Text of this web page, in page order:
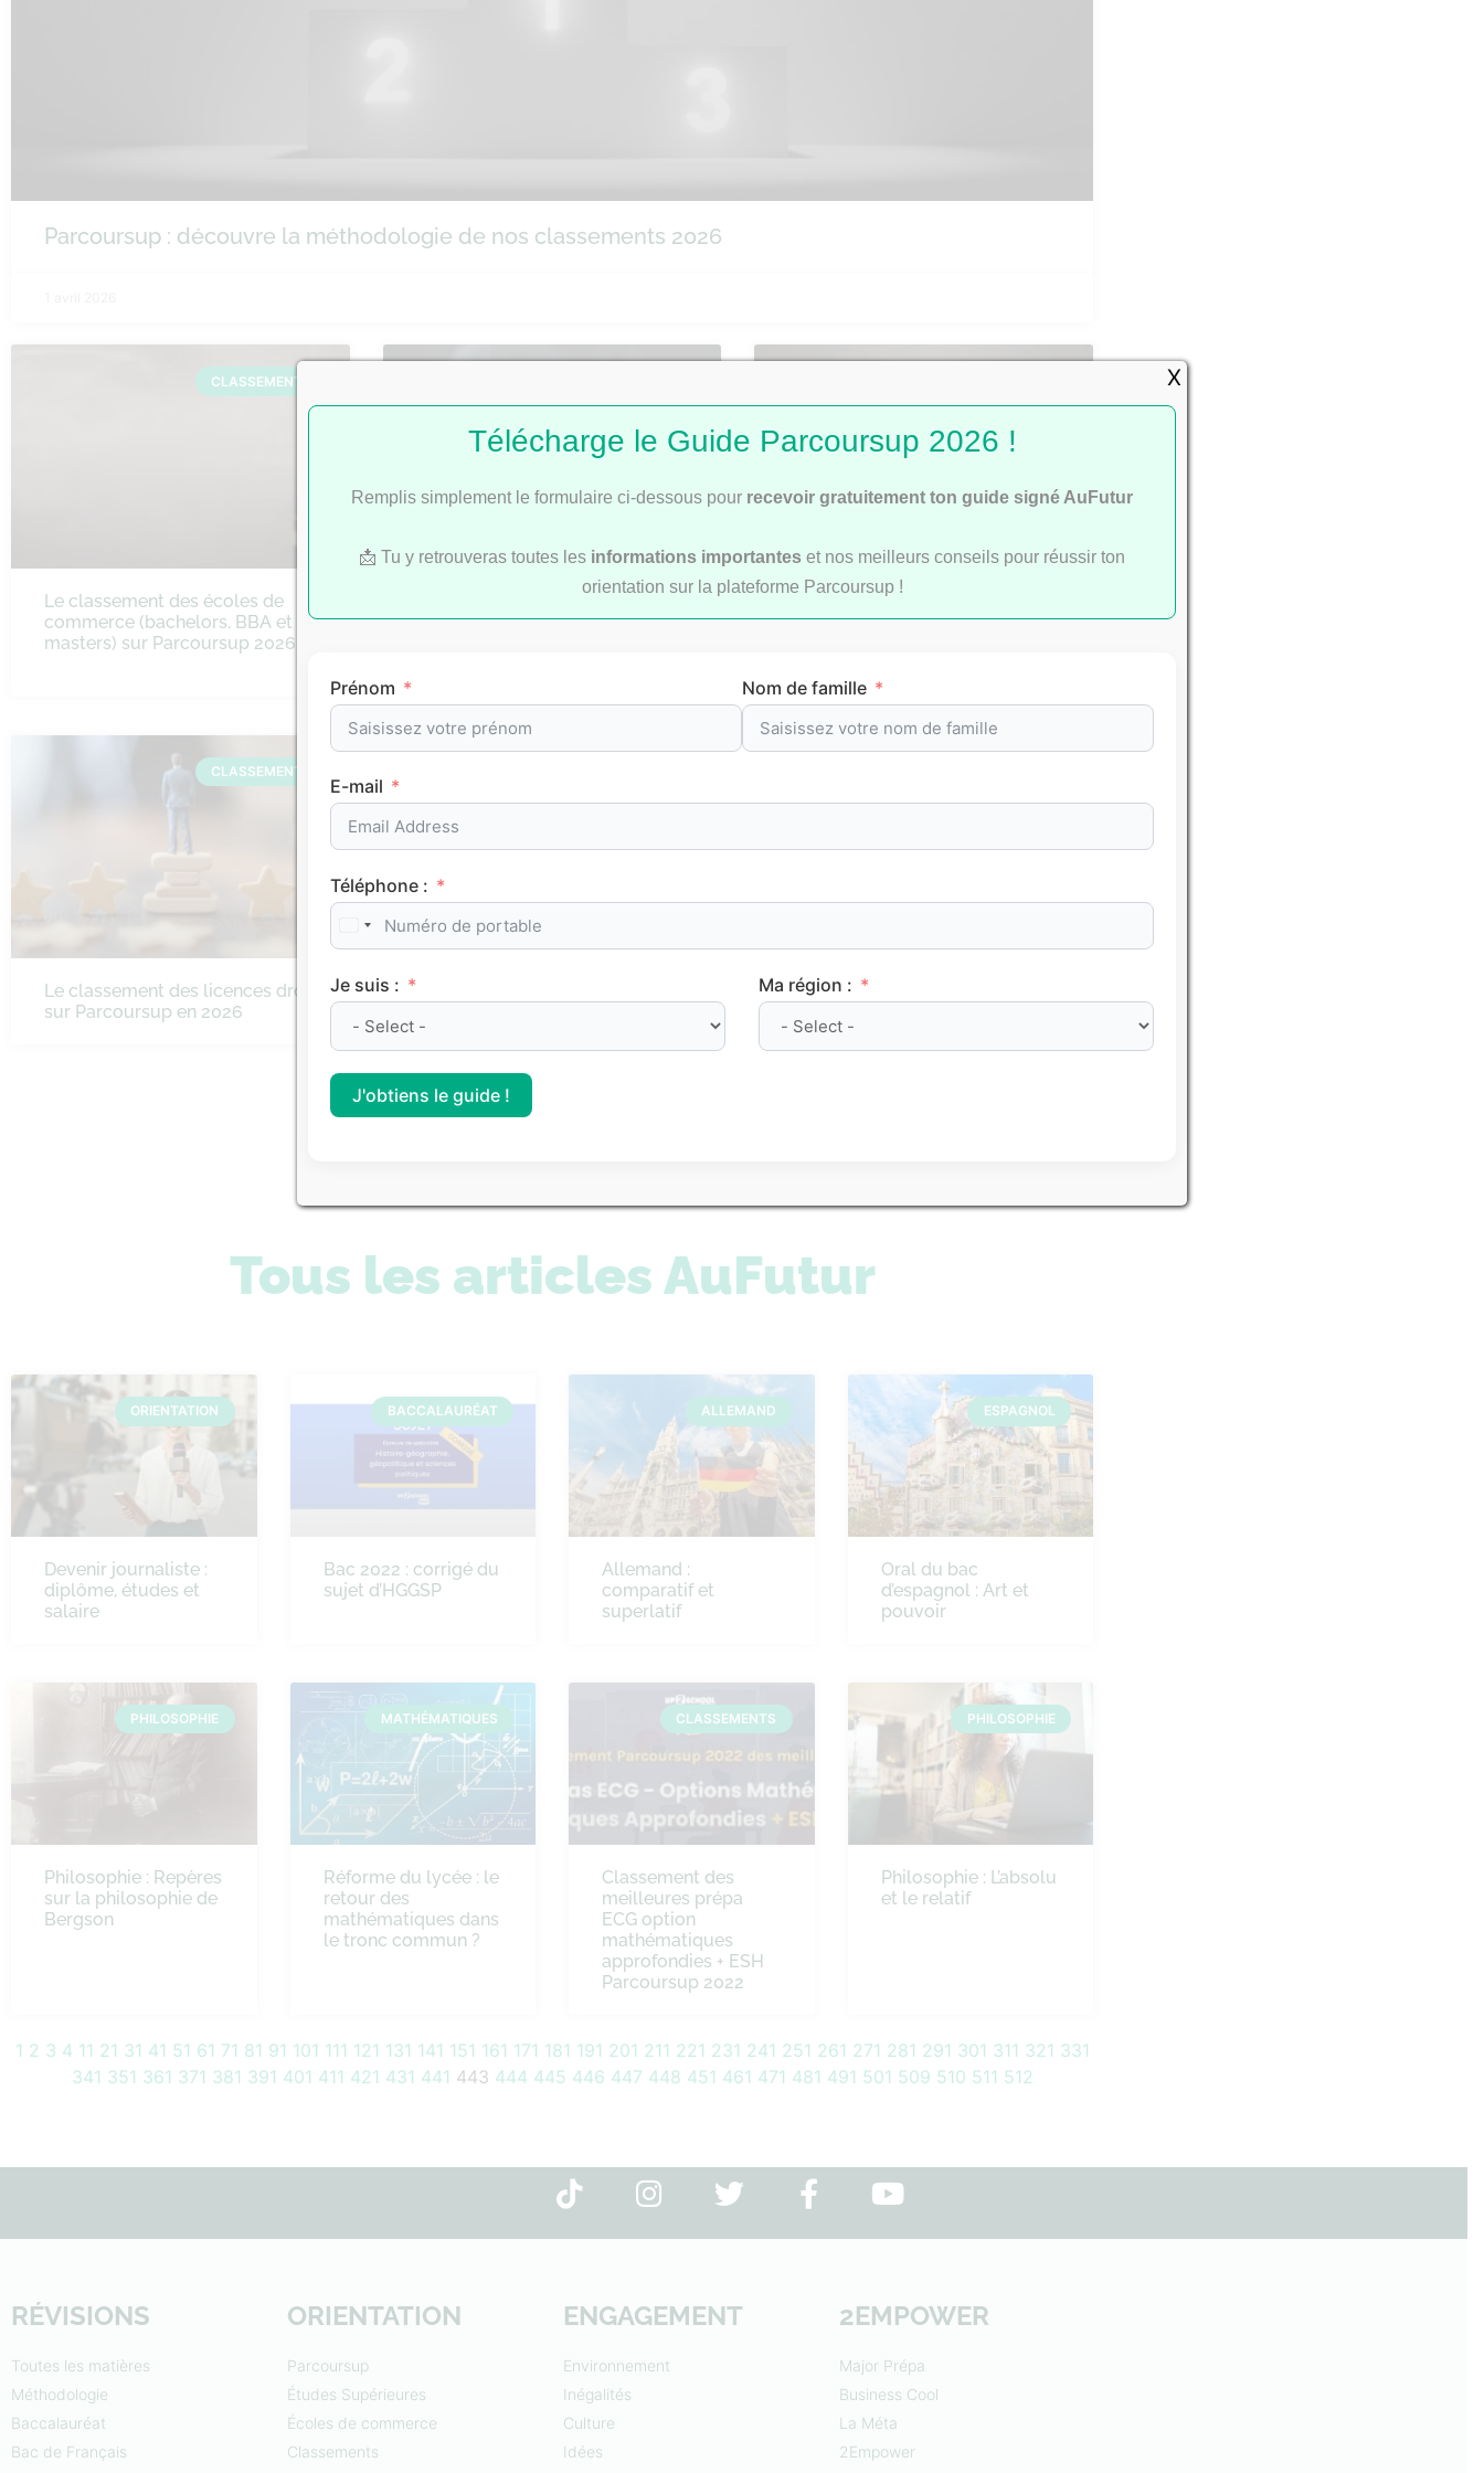
Parcoursup : découvre la méthodologie de nos classements 2026
CLASSEMENTS
Le classement des écoles de
commerce (bachelors, BBA et
masters) sur Parcoursup 2026
d’ingénieurs post-bac sur
Le classement des meilleures
prépas scientifiques sur
CLASSEMENTS
Le classement des licences droit
sur Parcoursup en 2026
Le classement des meilleurs IFSI
Tous les articles AuFutur
ORIENTATION
Devenir journaliste :
diplôme, études et
salaire
BACCALAURÉAT
Bac 2022 : corrigé du
sujet d’HGGSP
ALLEMAND
Allemand :
comparatif et
superlatif
ESPAGNOL
Oral du bac
d’espagnol : Art et
pouvoir
PHILOSOPHIE
Philosophie : Repères
sur la philosophie de
Bergson
MATHÉMATIQUES
Réforme du lycée : le
retour des
mathématiques dans
le tronc commun ?
CLASSEMENTS
Classement des
meilleures prépa
ECG option
mathématiques
approfondies + ESH
Parcoursup 2022
PHILOSOPHIE
Philosophie : L’absolu
et le relatif
1 2 3 4 11 21 31 41 51 61 71 81 91 101 111 121 131 141 151 161 171 181 191 201 211 221 231 241 251 261 271 281 291 301 311 321 331
341 351 361 371 381 391 401 411 421 431 441 443 444 445 446 447 448 451 461 471 481 491 501 509 510 511 512
RÉVISIONS
Toutes les matières
Méthodologie
Baccalauréat
Bac de Français
ORIENTATION
Parcoursup
Études Supérieures
Écoles de commerce
Classements
ENGAGEMENT
Environnement
Inégalités
Culture
Idées
2EMPOWER
Major Prépa
Business Cool
La Méta
2Empower
Télécharge le Guide Parcoursup 2026 !
Remplis simplement le formulaire ci-dessous pour recevoir gratuitement ton guide signé AuFutur
📩 Tu y retrouveras toutes les informations importantes et nos meilleurs conseils pour réussir ton
orientation sur la plateforme Parcoursup !
Prénom Nom de famille
E-mail
Téléphone :
Je suis : Ma région :
J'obtiens le guide !
X